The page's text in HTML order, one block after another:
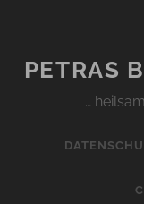
PETRAS
…